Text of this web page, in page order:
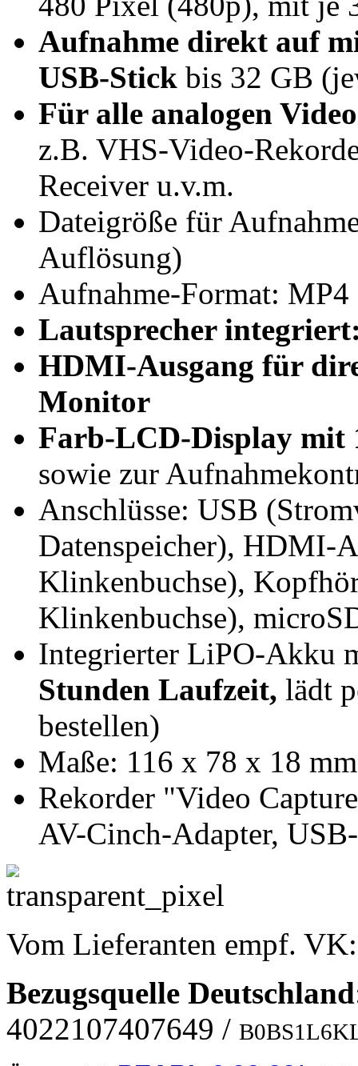
Aufnahme direkt auf
USB-Stick bis 32 GB
Für alle analogen
z.B. VHS-Video-
Receiver u.v.m.
Dateigröße für
Auflösung)
Aufnahme-Format:
Lautsprecher
HDMI-Ausgang für
Monitor
Farb-LCD-Display mit
sowie zur
Anschlüsse: USB
Datenspeicher), HDMI-
Klinkenbuchse),
Klinkenbuchse),
Integrierter LiPO-Akku
Stunden Laufzeit, lädt
bestellen)
Maße: 116 x 78 x 18
Rekorder "Video
AV-Cinch-Adapter,
Vom Lieferanten empf.
Bezugsquelle Deutschland
4022107407649 /